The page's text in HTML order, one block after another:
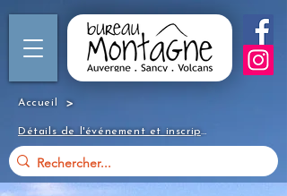
Accueil >
Détails de l'événement et inscription